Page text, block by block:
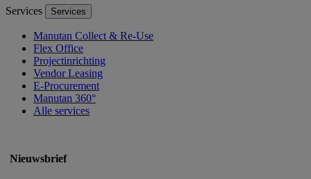
Services Services
Manutan Collect & Re-Use
Flex Office
Projectinrichting
Vendor Leasing
E-Procurement
Manutan 360°
Alle services
Nieuwsbrief